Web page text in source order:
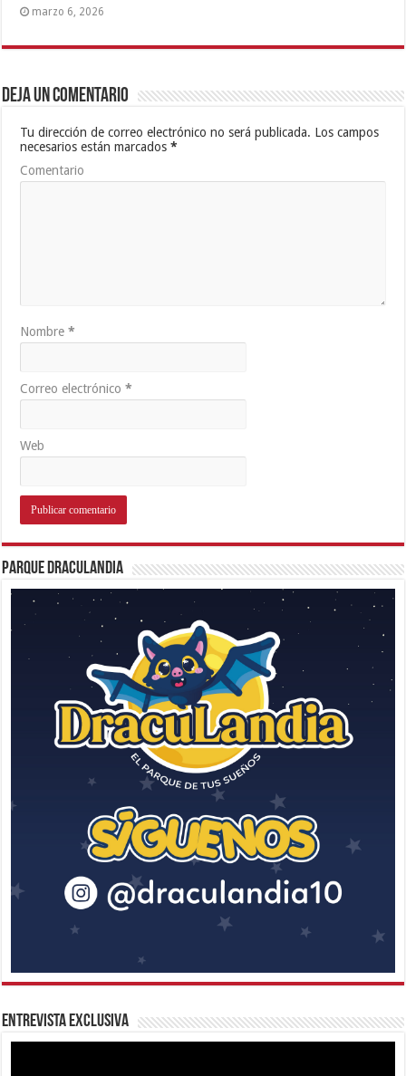
marzo 6, 2026
Deja un comentario
Tu dirección de correo electrónico no será publicada. Los campos
necesarios están marcados*
Comentario
Nombre*
Correo electrónico*
Web
Parque Draculandia
Entrevista Exclusiva